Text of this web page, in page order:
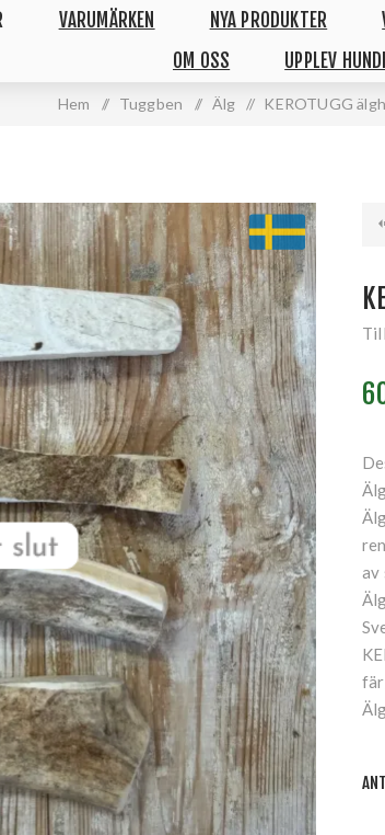
VARUMÄRKEN NYA PRODUKTER
OM OSS
UPPLEV
Hem / Tuggben / Älg / KEROTUGG
av